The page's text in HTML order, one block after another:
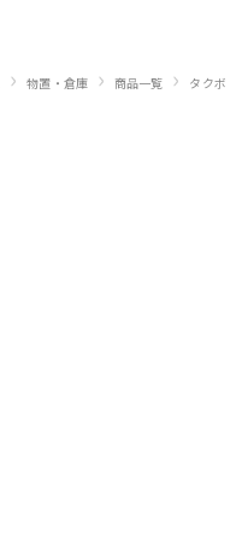
› 物置・倉庫 › 商品一覧 › タクボ